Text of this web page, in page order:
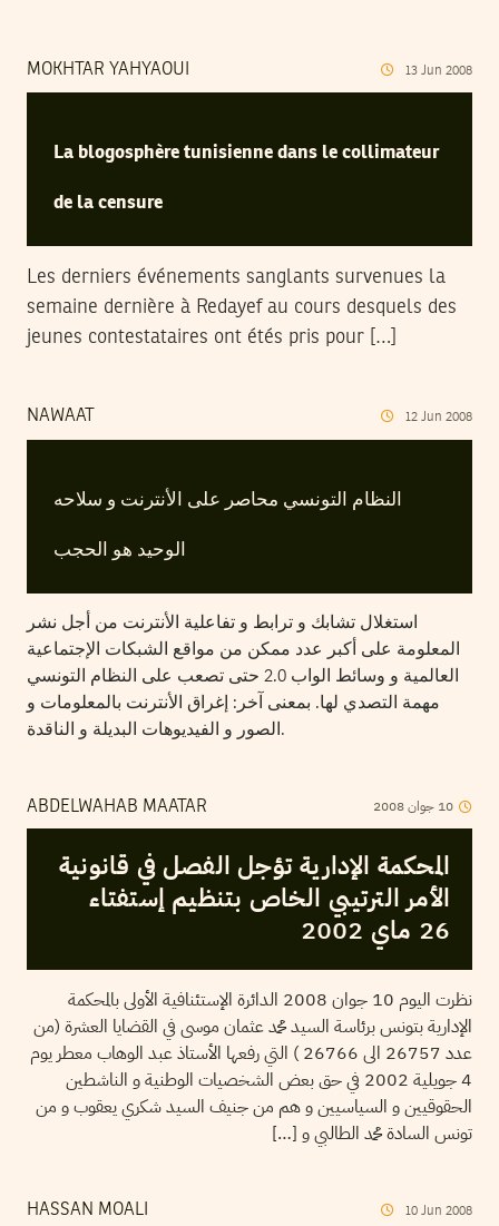
MOKHTAR YAHYAOUI 13 Jun 2008
La blogosphère tunisienne dans le collimateur
de la censure
Les derniers événements sanglants survenues la
semaine dernière à Redayef au cours desquels des
jeunes contestataires ont étés pris pour […]
NAWAAT 12 Jun 2008
النظام التونسي محاصر على الأنترنت و سلاحه
الوحيد هو الحجب
استغلال تشابك و ترابط و تفاعلية الأنترنت من أجل نشر
المعلومة على أكبر عدد ممكن من مواقع الشبكات الإجتماعية
العالمية و وسائط الواب 2.0 حتى تصعب على النظام التونسي
مهمة التصدي لها. بمعنى آخر: إغراق الأنترنت بالمعلومات و
الصور و الفيديوهات البديلة و الناقدة.
ABDELWAHAB MAATAR 10 جوان2008
المحكمة الإدارية تؤجل الفصل في قانونية
الأمر الترتيبي الخاص بتنظيم إستفتاء
26 ماي 2002
نظرت اليوم 10 جوان 2008 الدائرة الإستئنافية الأولى بالمحكمة
الإدارية بتونس برئاسة السيد محمد عثمان موسى في القضايا العشرة (من
عدد 26757 الى 26766 ) التي رفعها الأستاذ عبد الوهاب معطر يوم
4 جويلية 2002 في حق بعض الشخصيات الوطنية و الناشطين
الحقوقيين و السياسيين و هم من جنيف السيد شكري يعقوب و من
تونس السادة محمد الطالبي و […]
HASSAN MOALI 10 Jun 2008